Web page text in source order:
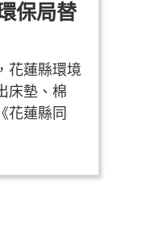
保局替
花蓮縣環境
床墊、棉
花蓮縣同